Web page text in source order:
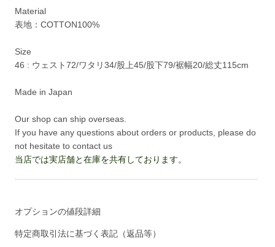
Material
表地：COTTON100%
Size
46 : ウェスト72/ワタリ34/股上45/股下79/裾幅20/総丈115cm
Made in Japan
Our shop can ship overseas.
If you have any questions about orders or products, please do
not hesitate to contact us
当店では実店舗と在庫を共有しております。
オプションの値段詳細
特定商取引法に基づく表記（返品等）